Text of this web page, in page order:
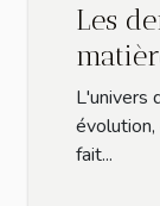
Les
L'univers
fait...